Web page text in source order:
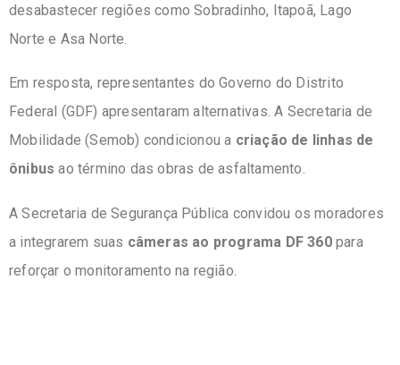
desabastecer regiões como Sobradinho, Itapoã, Lago
Norte e Asa Norte.
Em resposta, representantes do Governo do Distrito
Federal (GDF) apresentaram alternativas. A Secretaria de
Mobilidade (Semob) condicionou a criação de linhas de
ônibus ao término das obras de asfaltamento.
A Secretaria de Segurança Pública convidou os moradores
a integrarem suas câmeras ao programa DF 360para
reforçar o monitoramento na região.